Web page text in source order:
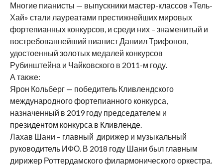
Многие пианисты — выпускники мастер-классов «Тель-
Хай» стали лауреатами престижнейших мировых
фортепианных конкурсов, и среди них – знаменитый и
востребованнейший пианист Даниил Трифонов,
удостоенный золотых медалей конкурсов
Рубинштейна и Чайковского в 2011-м году.
А также:
Ярон Кольберг — победитель Кливлендского
международного фортепианного конкурса,
назначенный в 2019 году председателем и
президентом конкурса в Кливленде.
Лахав Шани – главный дирижер и музыкальный
руководитель ИФО. В 2018 году Шани был главным
дирижер Роттердамского филармонического оркестра.